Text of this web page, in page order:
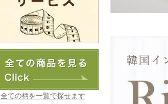
全ての柄を一覧で探せます